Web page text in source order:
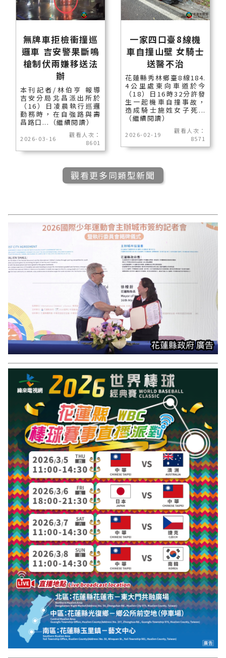
無牌車拒檢衝撞巡
邏車 吉安警果斷鳴
槍制伏兩嫌移送法
辦
本刊記者/林伯亨 報導
吉安分局北昌派出所於
（16）日凌晨執行巡邏
勤務時，在自強路與壽
昌路口...（繼續閱讀）
2026-03-16
觀看人次：
8601
一家四口臺8線機
車自撞山壁 女騎士
送醫不治
花蓮縣秀林鄉臺8線184.
4公里處東向車道於今
（18）日16時32分許發
生一起機車自撞事故，
造成騎士施姓女子死...
（繼續閱讀）
2026-02-19
觀看人次：
8571
觀看更多同類型新聞